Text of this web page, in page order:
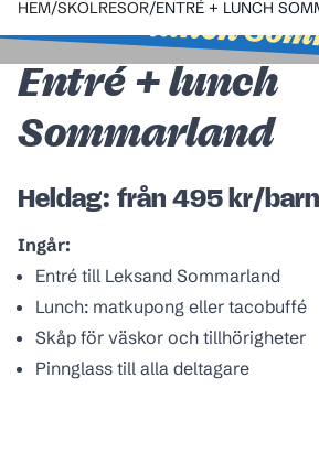
Entré + lunch
HEM/SKOLRESOR/ENTRÉ + LUNCH
Entré + lunch
Sommarland
Heldag: från 495 kr/barn
Ingår:
Entré till Leksand Sommarland
Lunch: matkupong eller tacobuffé
Skåp för väskor och tillhörigheter
Pinnglass till alla deltagare